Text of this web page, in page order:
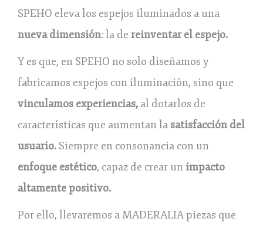
SPEHO eleva los espejos iluminados a una
nueva dimensión: la de reinventar el espejo.
Y es que, en SPEHO no solo diseñamos y
fabricamos espejos con iluminación, sino que
vinculamos experiencias, al dotarlos de
características que aumentan lasatisfacción del
usuario. Siempre en consonancia con un
enfoque estético, capaz de crear un impacto
altamente positivo.
Por ello, llevaremos a MADERALIA piezas que